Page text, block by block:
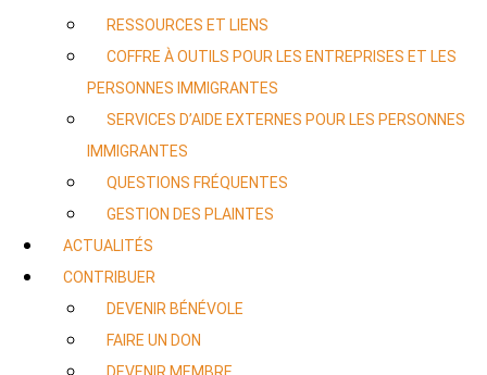
RESSOURCES ET LIENS
COFFRE À OUTILS POUR LES ENTREPRISES ET LES
PERSONNES IMMIGRANTES
SERVICES D’AIDE EXTERNES POUR LES PERSONNES
IMMIGRANTES
QUESTIONS FRÉQUENTES
GESTION DES PLAINTES
ACTUALITÉS
CONTRIBUER
DEVENIR BÉNÉVOLE
FAIRE UN DON